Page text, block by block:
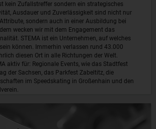
kein Zufallstreffer sondern ein strategisches
Ausdauer und Zuverlässigkeit sind nicht nur
sondern auch in einer Ausbildung bei
wecken wir mit dem Engagement das
STEMA ist ein Unternehmen, auf welches
können. Immerhin verlassen rund 43.000
diesen Ort in alle Richtungen der Welt.
aktiv für: Regionale Events, wie das Stadtfest
der Sachsen, das Parkfest Zabeltitz, die
im Speedskating in Großenhain und den